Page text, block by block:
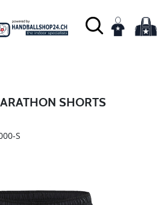
SHORTS
S